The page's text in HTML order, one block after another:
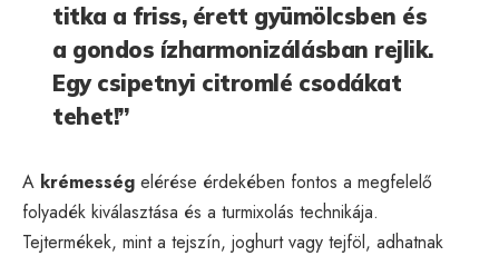
titka a friss, érett gyümölcsben és
a gondos ízharmonizálásban rejlik.
Egy csipetnyi citromlé csodákat
tehet!”
A krémesség elérése érdekében fontos a megfelelő
folyadék kiválasztása és a turmixolás technikája.
Tejtermékek, mint a tejszín, joghurt vagy tejföl, adhatnak